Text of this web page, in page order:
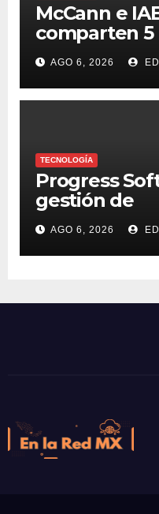
McCann e
comparten 5
industria del
publicidad
AGO 6, 2026
TECNOLOGÍA
Progress
gestión de
NVIDIA DGX
AGO 6, 2026